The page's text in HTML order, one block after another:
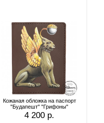
Кожаная обложка на паспорт
"Будапешт" "Грифоны"
4 200 р.